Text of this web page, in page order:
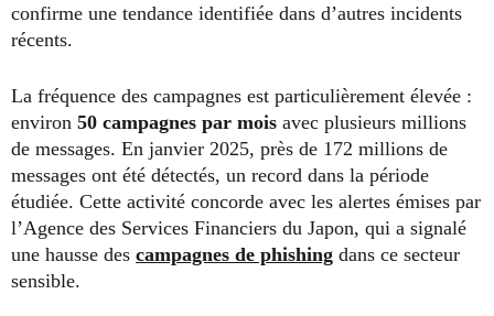
confirme une tendance identifiée dans d’autres incidents
récents.
La fréquence des campagnes est particulièrement élevée :
environ 50 campagnes par mois avec plusieurs millions
de messages. En janvier 2025, près de 172 millions de
messages ont été détectés, un record dans la période
étudiée. Cette activité concorde avec les alertes émises par
l’Agence des Services Financiers du Japon, qui a signalé
une hausse des campagnes de phishing dans ce secteur
sensible.